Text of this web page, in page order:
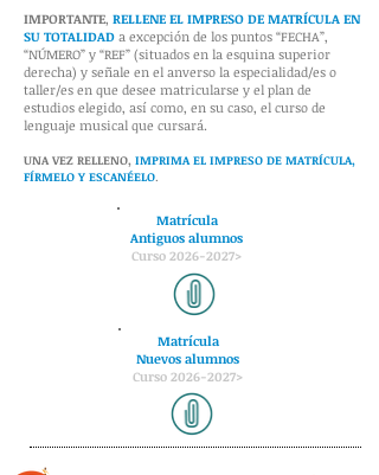
IMPORTANTE, RELLENE EL IMPRESO DE MATRÍCULA EN
SU TOTALIDAD a excepción de los puntos “FECHA”,
“NÚMERO” y “REF” (situados en la esquina superior
derecha) y señale en el anverso la especialidad/es o
taller/es en que desee matricularse y el plan de
estudios elegido, así como, en su caso, el curso de
lenguaje musical que cursará.
UNA VEZ RELLENO, IMPRIMA EL IMPRESO DE MATRÍCULA,
FÍRMELO Y ESCANÉELO.
Matrícula
Antiguos alumnos
Curso 2026-2027>
Matrícula
Nuevos alumnos
Curso 2026-2027>